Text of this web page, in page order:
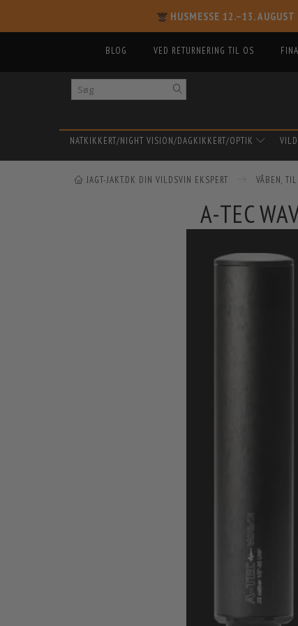
HUSMESSE 12.–13. AUGUST
BLOG VED RETURNERING TIL OS
NATKIKKERT/NIGHT VISION/DAGKIKKERT/OPTIK
JAGT-JAKT.DK DIN VILDSVIN EKSPERT VÅBEN,
A-TEC